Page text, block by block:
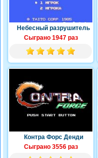
Небесный разрушитель
Сыграно 1947 раз
Контра Форс Денди
Сыграно 3556 раз